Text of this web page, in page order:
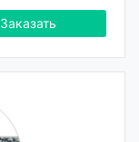
Заказать